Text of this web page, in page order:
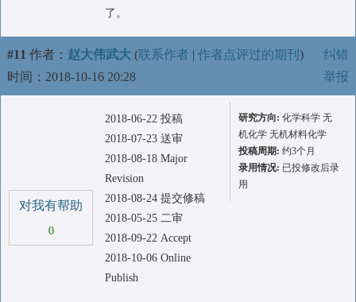
了。
#11 作者： 赵大伟武大 (联系作者 | 作者点评过的期刊 )
时间：2018-10-16 20:28
纠错
举报
对我有帮助
0
2018-06-22 投稿
2018-07-23 送审
2018-08-18 Major
Revision
2018-08-24 提交修稿
2018-05-25 二审
2018-09-22 Accept
2018-10-06 Online
Publish
研究方向: 化学科学 无
机化学 无机材料化学
投稿周期: 约3个月
录用情况: 已投修改后录
用